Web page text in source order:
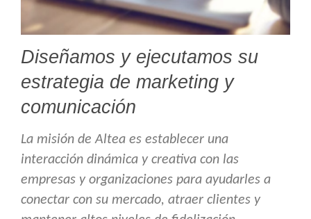
Diseñamos y ejecutamos su
estrategia de marketing y
comunicación
La misión de Altea es establecer una
interacción dinámica y creativa con las
empresas y organizaciones para ayudarles a
conectar con su mercado, atraer clientes y